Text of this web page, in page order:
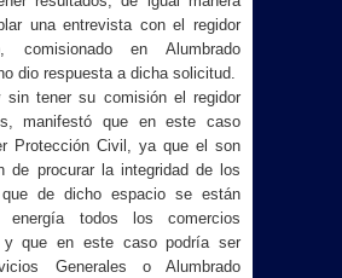
una entrevista con el regidor
comisionado en Alumbrado
dio respuesta a dicha solicitud.
sin tener su comisión el regidor
manifestó que en este caso
Protección Civil, ya que el son
de procurar la integridad de los
de dicho espacio se están
energía todos los comercios
y que en este caso podría ser
Generales o Alumbrado